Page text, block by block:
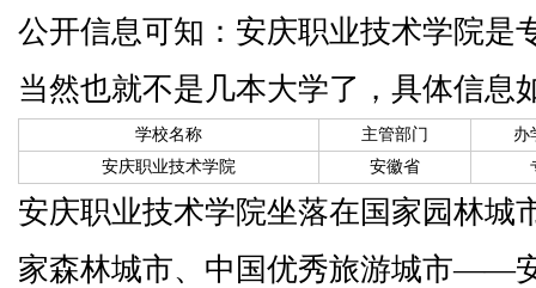
公开信息可知：安庆职业技术学院是
当然也就不是几本大学了，具体信息
学校名称 主管部门
办
安庆职业技术学院
安徽省
安庆职业技术学院坐落在国家园林城
家森林城市、中国优秀旅游城市——